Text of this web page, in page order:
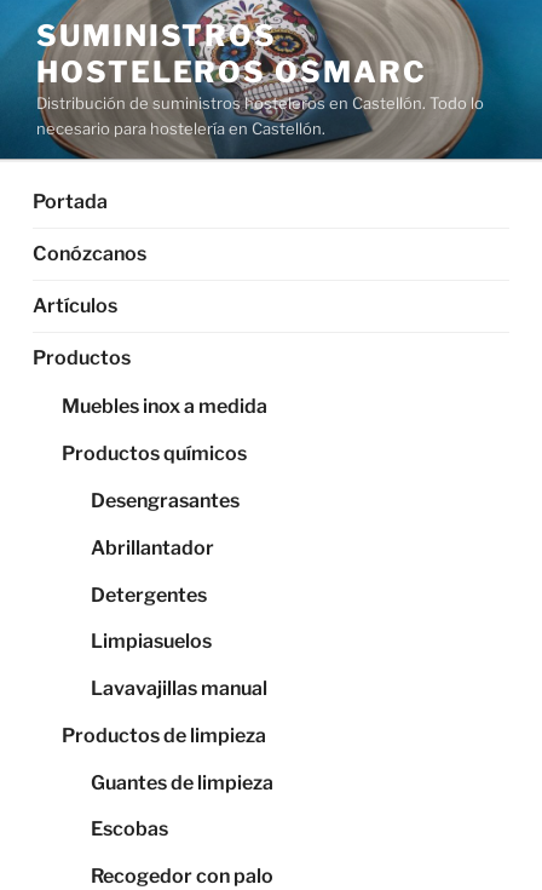
Saltar
al
contenido
SUMINISTROS
HOSTELEROS OSMARC
Distribución de suministros hosteleros en Castellón. Todo lo
necesario para hostelería en Castellón.
Portada
Conózcanos
Artículos
Productos
Muebles inox a medida
Productos químicos
Desengrasantes
Abrillantador
Detergentes
Limpiasuelos
Lavavajillas manual
Productos de limpieza
Guantes de limpieza
Escobas
Recogedor con palo